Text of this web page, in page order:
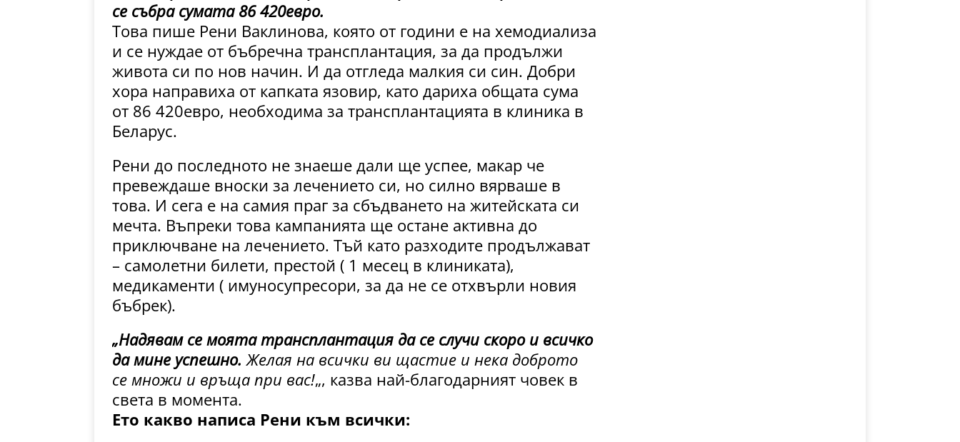
се събра сумата 86 420евро.
Това пише Рени Ваклинова, която от години е на хемодиализа
и се нуждае от бъбречна трансплантация, за да продължи
живота си по нов начин. И да отгледа малкия си син. Добри
хора направиха от капката язовир, като дариха общата сума
от 86 420евро, необходима за трансплантацията в клиника в
Беларус.
Рени до последното не знаеше дали ще успее, макар че
превеждаше вноски за лечението си, но силно вярваше в
това. И сега е на самия праг за сбъдването на житейската си
мечта. Въпреки това кампанията ще остане активна до
приключване на лечението. Тъй като разходите продължават
– самолетни билети, престой ( 1 месец в клиниката),
медикаменти ( имуносупресори, за да не се отхвърли новия
бъбрек).
„Надявам се моята трансплантация да се случи скоро и всичко
да мине успешно. Желая на всички ви щастие и нека доброто
се множи и връща при вас!„, казва най-благодарният човек в
света в момента.
Ето какво написа Рени към всички: